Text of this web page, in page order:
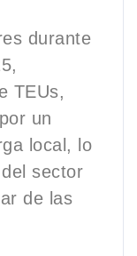
durante
TEUs,
un
local, lo
sector
de las